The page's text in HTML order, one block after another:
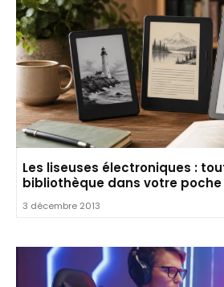
Les liseuses électroniques :
bibliothèque dans votre poche
3 décembre 2013